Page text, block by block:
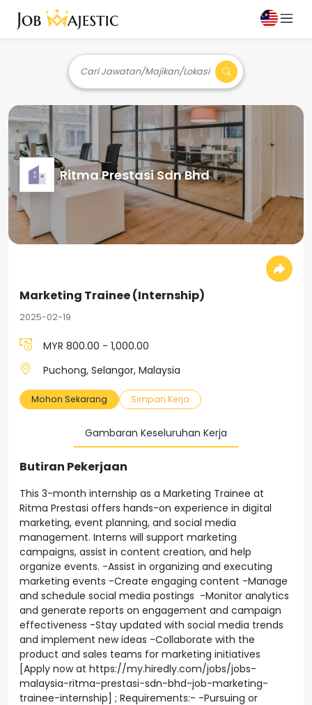
Cari Jawatan/Majikan/Lokasi
Ritma Prestasi Sdn Bhd
Marketing Trainee (Internship)
2025-02-19
MYR 800.00 - 1,000.00
Puchong, Selangor, Malaysia
Mohon Sekarang Simpan Kerja
Gambaran Keseluruhan Kerja
Butiran Pekerjaan
This 3-month internship as a Marketing Trainee at
Ritma Prestasi offers hands-on experience in digital
marketing, event planning, and social media
management. Interns will support marketing
campaigns, assist in content creation, and help
organize events. -Assist in organizing and executing
marketing events -Create engaging content -Manage
and schedule social media postings -Monitor analytics
and generate reports on engagement and campaign
effectiveness -Stay updated with social media trends
and implement new ideas -Collaborate with the
product and sales teams for marketing initiatives
[Apply now at https://my.hiredly.com/jobs/jobs-
malaysia-ritma-prestasi-sdn-bhd-job-marketing-
trainee-internship] ; Requirements:- -Pursuing or